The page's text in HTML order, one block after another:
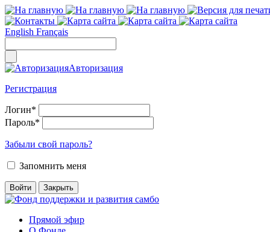
English Français
Авторизация
Регистрация
Логин*
Пароль*
Забыли свой пароль?
Запомнить меня
Прямой эфир